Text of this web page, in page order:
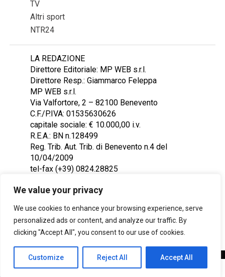
We value your privacy
We use cookies to enhance your browsing experience, serve
personalized ads or content, and analyze our traffic. By
clicking "Accept All", you consent to our use of cookies.
Customize Reject All Accept All
SHARE TWEET
TV
Altri sport
NTR24
LA REDAZIONE
Direttore Editoriale: MP WEB s.r.l.
Direttore Resp.: Giammarco Feleppa
MP WEB s.r.l.
Via Valfortore, 2 – 82100 Benevento
C.F./P.IVA: 01535630626
capitale sociale: € 10.000,00 i.v.
R.E.A.: BN n.128499
Reg. Trib. Aut. Trib. di Benevento n.4 del
10/04/2009
tel-fax (+39) 0824.28825